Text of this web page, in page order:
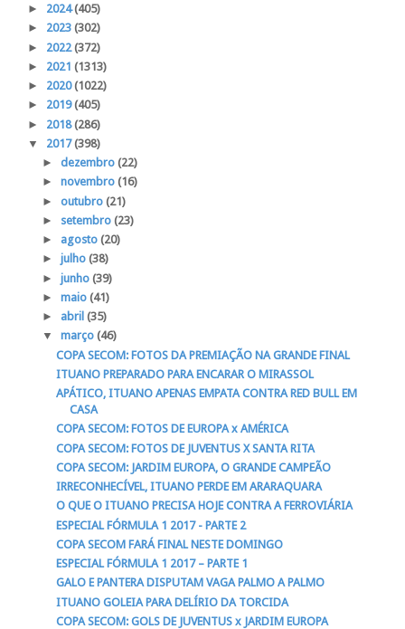
► 2024(405)
► 2023 (302)
► 2022(372)
► 2021 (1313)
► 2020(1022)
► 2019(405)
► 2018(286)
▼ 2017(398)
► dezembro (22)
► novembro (16)
► outubro (21)
► setembro (23)
► agosto (20)
► julho (38)
► junho (39)
► maio (41)
► abril (35)
▼ março (46)
COPA SECOM: FOTOS DA PREMIAÇÃO NA GRANDE FINAL
ITUANO PREPARADO PARA ENCARAR O MIRASSOL
APÁTICO, ITUANO APENAS EMPATA CONTRA RED BULL EM
CASA
COPA SECOM: FOTOS DE EUROPA x AMÉRICA
COPA SECOM: FOTOS DE JUVENTUS X SANTA RITA
COPA SECOM: JARDIM EUROPA, O GRANDE CAMPEÃO
IRRECONHECÍVEL, ITUANO PERDE EM ARARAQUARA
O QUE O ITUANO PRECISA HOJE CONTRA A FERROVIÁRIA
ESPECIAL FÓRMULA 1 2017 - PARTE 2
COPA SECOM FARÁ FINAL NESTE DOMINGO
ESPECIAL FÓRMULA 1 2017 – PARTE 1
GALO E PANTERA DISPUTAM VAGA PALMO A PALMO
ITUANO GOLEIA PARA DELÍRIO DA TORCIDA
COPA SECOM: GOLS DE JUVENTUS x JARDIM EUROPA